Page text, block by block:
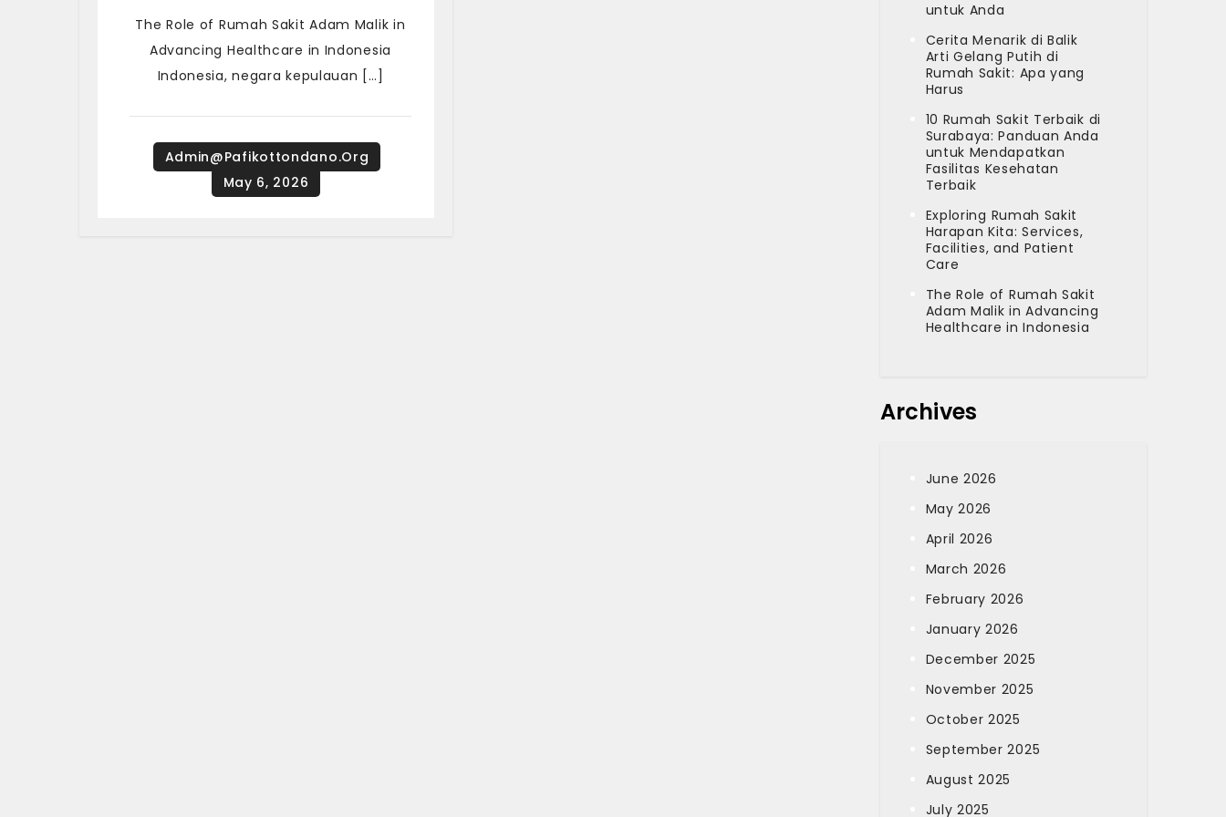
The Role of Rumah Sakit Adam Malik in
Advancing Healthcare in Indonesia
Indonesia, negara kepulauan […]
untuk Anda
Cerita Menarik di Balik
Arti Gelang Putih di
Rumah Sakit: Apa yang
Harus
10 Rumah Sakit Terbaik di
Surabaya: Panduan Anda
untuk Mendapatkan
Fasilitas Kesehatan
Terbaik
Exploring Rumah Sakit
Harapan Kita: Services,
Facilities, and Patient
Care
The Role of Rumah Sakit
Adam Malik in Advancing
Healthcare in Indonesia
Archives
June 2026
May 2026
April 2026
March 2026
February 2026
January 2026
December 2025
November 2025
October 2025
September 2025
August 2025
July 2025